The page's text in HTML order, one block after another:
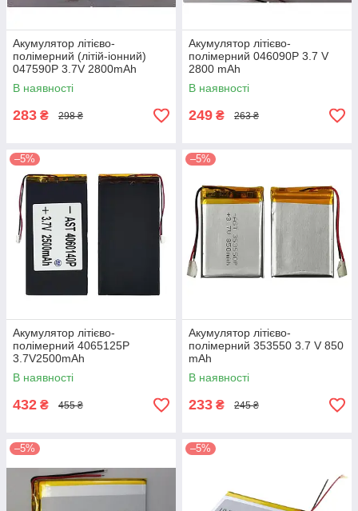
Акумулятор літієво-
полімерний (літій-іонний)
047590P 3.7V 2800mAh
В наявності
283 ₴ 298 ₴
Акумулятор літієво-
полімерний 046090P 3.7 V
2800 mAh
В наявності
249 ₴ 263 ₴
–5%
Акумулятор літієво-
полімерний 4065125P
3.7V2500mAh
В наявності
432 ₴ 455 ₴
–5%
Акумулятор літієво-
полімерний 353550 3.7 V 850
mAh
В наявності
233 ₴ 245 ₴
–5% –5%